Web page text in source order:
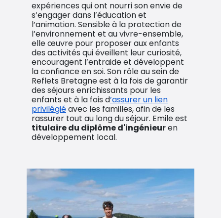
expériences qui ont nourri son envie de
s’engager dans l’éducation et
l’animation. Sensible à la protection de
l’environnement et au vivre-ensemble,
elle œuvre pour proposer aux enfants
des activités qui éveillent leur curiosité,
encouragent l’entraide et développent
la confiance en soi. Son rôle au sein de
Reflets Bretagne est à la fois de garantir
des séjours enrichissants pour les
enfants et à la fois d’assurer un lien
privilégiéavec les familles, afin de les
rassurer tout au long du séjour. Emile est
titulaire du diplôme d'ingénieuren
développement local.